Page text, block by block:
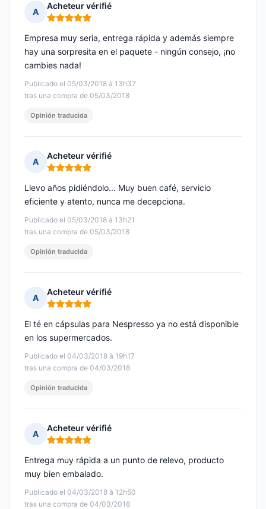
A
Acheteur vérifié
Nota: 5 de 5
Publicado el 05/03/2018 à 13h37
tras una compra de 05/03/2018
Empresa muy seria, entrega rápida y además siempre
hay una sorpresita en el paquete - ningún consejo, ¡no
cambies nada!
Opinión traducida
A
Acheteur vérifié
Nota: 5 de 5
Publicado el 05/03/2018 à 13h21
tras una compra de 05/03/2018
Llevo años pidiéndolo... Muy buen café, servicio
eficiente y atento, nunca me decepciona.
Opinión traducida
A
Acheteur vérifié
Nota: 5 de 5
Publicado el 04/03/2018 à 19h17
tras una compra de 04/03/2018
El té en cápsulas para Nespresso ya no está disponible
en los supermercados.
Opinión traducida
A
Acheteur vérifié
Nota: 5 de 5
Publicado el 04/03/2018 à 12h50
tras una compra de 04/03/2018
Entrega muy rápida a un punto de relevo, producto
muy bien embalado.